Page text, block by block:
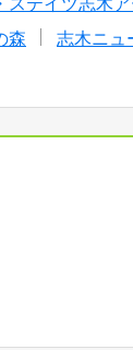
ステイツ志木
森
志木ニュ